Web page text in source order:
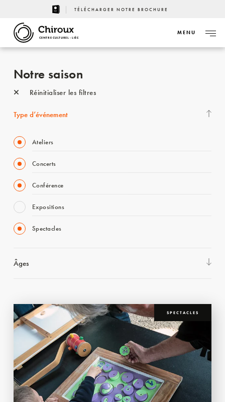
TÉLÉCHARGER NOTRE BROCHURE
CENTRE CULTUREL - LIÈGE
MENU
Notre saison
Réinitialiser les filtres
Type d’événement
Ateliers
Concerts
Conférence
Expositions
Spectacles
Âges
SPECTACLES